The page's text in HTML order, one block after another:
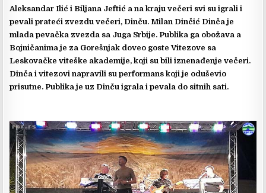
Aleksandar Ilić i Biljana Jeftić a na kraju večeri svi su igrali i
pevali prateći zvezdu večeri, Dinču. Milan Dinčić Dinča je
mlada pevačka zvezda sa Juga Srbije. Publika ga obožava a
Bojničanima je za Gorešnjak doveo goste Vitezove sa
Leskovačke viteške akademije, koji su bili iznenađenje večeri.
Dinča i vitezovi napravili su performans koji je oduševio
prisutne. Publika je uz Dinču igrala i pevala do sitnih sati.